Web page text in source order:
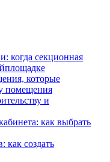
когда секционная
которые
помещения
и
как выбрать
как создать